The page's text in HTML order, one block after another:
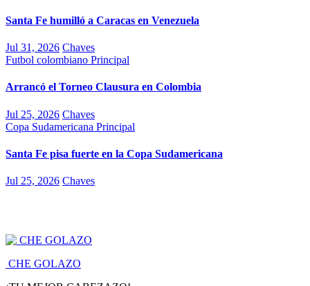
Santa Fe humilló a Caracas en Venezuela
Jul 31, 2026 Chaves
Futbol colombiano Principal
Arrancó el Torneo Clausura en Colombia
Jul 25, 2026 Chaves
Copa Sudamericana Principal
Santa Fe pisa fuerte en la Copa Sudamericana
Jul 25, 2026 Chaves
CHE GOLAZO